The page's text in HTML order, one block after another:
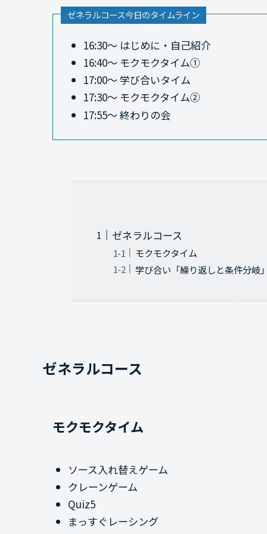
ゼネラルコース今日のタイムライン
16:30～ はじめに・自己紹介
16:40～ モクモクタイム①
17:00～ 学び合いタイム
17:30～ モクモクタイム②
17:55～ 終わりの会
ゼネラルコース
モクモクタイム
学び合い「繰り返しと条件分岐
ゼネラルコース
モクモクタイム
ソース入れ替えゲーム
クレーンゲーム
Quiz5
まっすぐレーシング